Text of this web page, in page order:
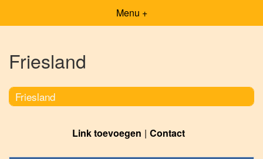
Menu +
Friesland
Friesland
Link toevoegen Contact